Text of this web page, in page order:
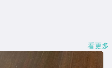
看更多